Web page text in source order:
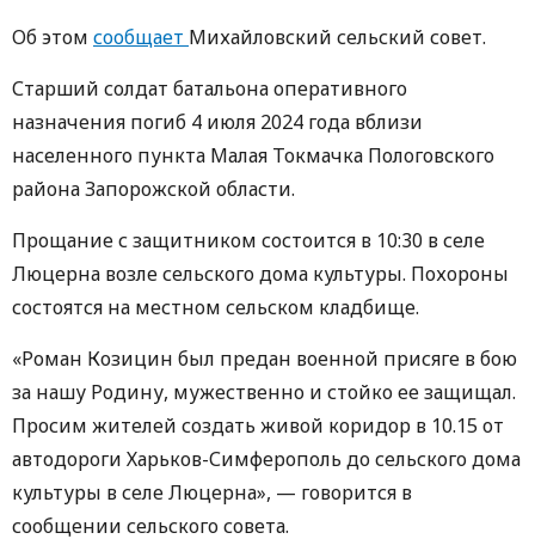
Об этом сообщает Михайловский сельский совет.
Старший солдат батальона оперативного
назначения погиб 4 июля 2024 года вблизи
населенного пункта Малая Токмачка Пологовского
района Запорожской области.
Прощание с защитником состоится в 10:30 в селе
Люцерна возле сельского дома культуры. Похороны
состоятся на местном сельском кладбище.
«Роман Козицин был предан военной присяге в бою
за нашу Родину, мужественно и стойко ее защищал.
Просим жителей создать живой коридор в 10.15 от
автодороги Харьков-Симферополь до сельского дома
культуры в селе Люцерна», — говорится в
сообщении сельского совета.